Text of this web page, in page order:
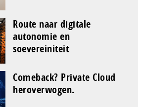
Route naar digitale
autonomie en
soevereiniteit
Comeback? Private Cloud
heroverwogen.